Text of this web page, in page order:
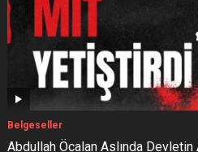
Belgeseller
Abdullah Öcalan Aslında Devletin